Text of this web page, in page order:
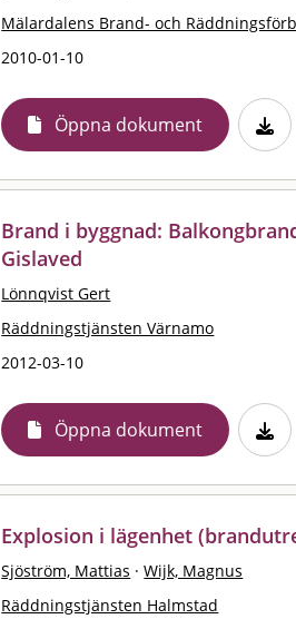
Mälardalens Brand- och
2010-01-10
Öppna dokument
Brand i byggnad:
Gislaved
Lönnqvist Gert
Räddningstjänsten Värnamo
2012-03-10
Öppna dokument
Explosion i lägenhet
Sjöström, Mattias · Wijk, Magnus
Räddningstjänsten Halmstad